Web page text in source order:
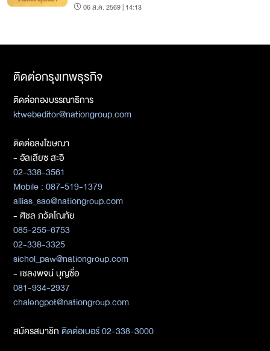
06 ส.ค. 2569 | 14:13
ติดต่อกรุงเทพธุรกิจ
ติดต่อกองบรรณาธิการ
ktwebeditor@nationgroup.com
ติดต่อลงโฆษณา
- อัลเลียซ สะอิ
02-338-3561
Mobile : 087-519-1379
allias_sae@nationgroup.com
- ศิชล ภวัตโณทัย
085-255-6753
02-338-3325
sichol_paw@nationgroup.com
- เชลงพจน์ บุญซื่อ
081-934-2937
chalengpot@nationgroup.com
สมัครสมาชิกติดต่อเบอร์ 02-338-3000